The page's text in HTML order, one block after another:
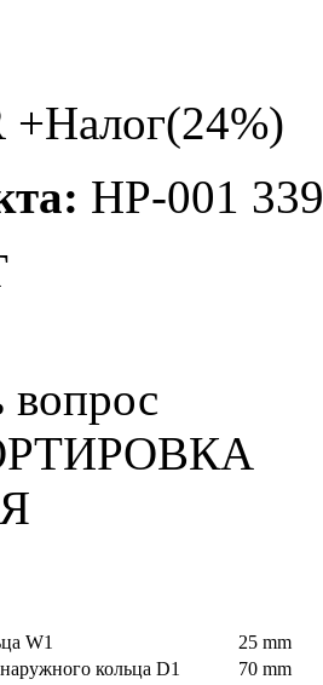
+Налог(24%)
HP-001
вопрос
W1
25 mm
кольца D1
70 mm